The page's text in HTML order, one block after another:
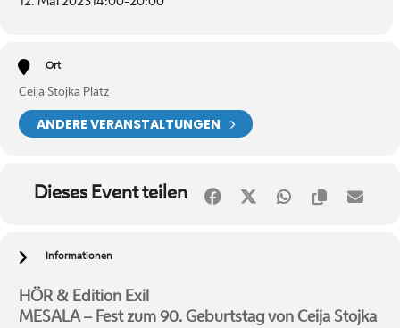
Ort
Ceija Stojka Platz
ANDERE VERANSTALTUNGEN
Dieses Event teilen
Informationen
HÖR & Edition Exil
MESALA – Fest zum 90. Geburtstag von Ceija Stojka